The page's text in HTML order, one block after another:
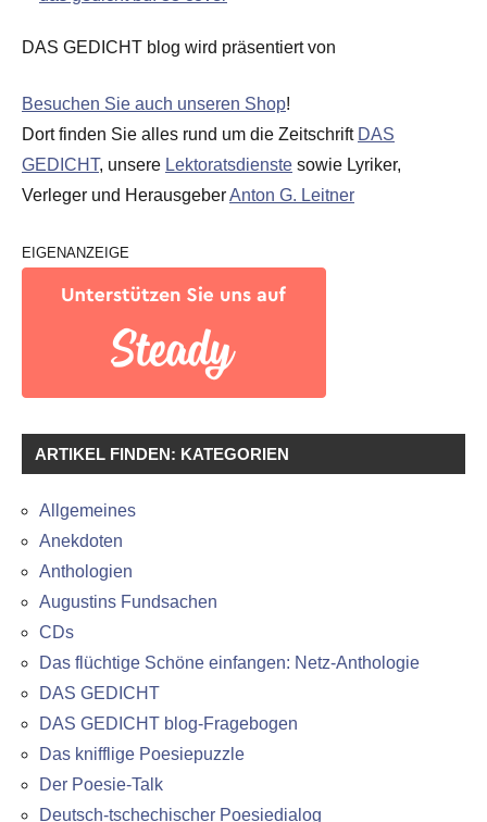
DAS GEDICHT blog wird präsentiert von
Besuchen Sie auch unseren Shop!
Dort finden Sie alles rund um die Zeitschrift DAS
GEDICHT, unsere Lektoratsdienste sowie Lyriker,
Verleger und HerausgeberAnton G. Leitner
EIGENANZEIGE
ARTIKEL FINDEN: KATEGORIEN
Allgemeines
Anekdoten
Anthologien
Augustins Fundsachen
CDs
Das flüchtige Schöne einfangen: Netz-Anthologie
DAS GEDICHT
DAS GEDICHT blog-Fragebogen
Das knifflige Poesiepuzzle
Der Poesie-Talk
Deutsch-tschechischer Poesiedialog